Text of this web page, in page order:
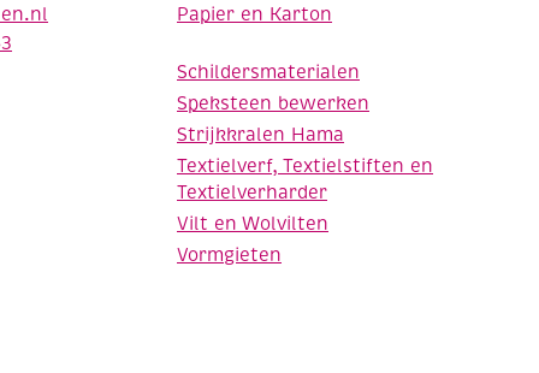
Papier en Karton
Schildersmaterialen
Speksteen bewerken
Strijkkralen Hama
Textielverf, Textielstiften en
Textielverharder
Vilt en Wolvilten
Vormgieten